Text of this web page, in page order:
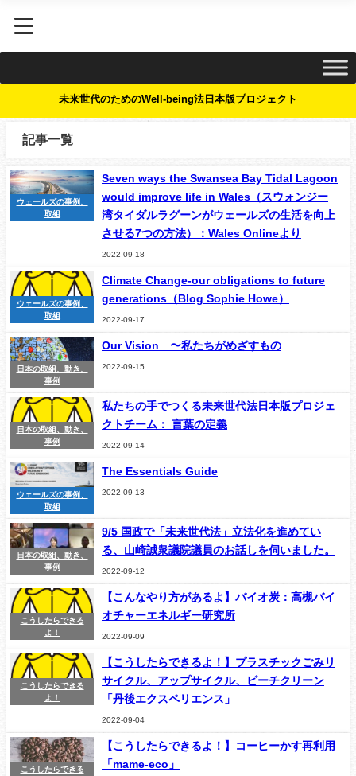
未来世代のためのWell-being法日本版プロジェクト
記事一覧
ウェールズの事例、
取組
Seven ways the Swansea Bay Tidal Lagoon
would improve life in Wales（スウォンジー
湾タイダルラグーンがウェールズの生活を向上
させる7つの方法）：Wales Onlineより
2022-09-18
ウェールズの事例、
取組
Climate Change-our obligations to future
generations（Blog Sophie Howe）
2022-09-17
日本の取組、動き、
事例
Our Vision 〜私たちがめざすもの
2022-09-15
日本の取組、動き、
事例
私たちの手でつくる未来世代法日本版プロジェ
クトチーム： 言葉の定義
2022-09-14
ウェールズの事例、
取組
The Essentials Guide
2022-09-13
日本の取組、動き、
事例
9/5 国政で「未来世代法」立法化を進めてい
る、山崎誠衆議院議員のお話しを伺いました。
2022-09-12
こうしたらできる
よ！
【こんなやり方があるよ】バイオ炭：高槻バイ
オチャーエネルギー研究所
2022-09-09
こうしたらできる
よ！
【こうしたらできるよ！】プラスチックごみリ
サイクル、アップサイクル、ビーチクリーン
「丹後エクスペリエンス」
2022-09-04
こうしたらできる
【こうしたらできるよ！】コーヒーかす再利用
「mame-eco」